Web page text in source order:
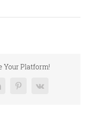
Your Platform!
Pinterest
Vk